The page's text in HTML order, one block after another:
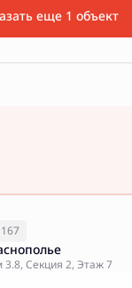
еще 1 объект
Секция 2, Этаж 7